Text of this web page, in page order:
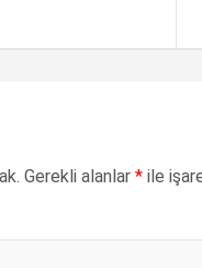
Gerekli alanlar * ile